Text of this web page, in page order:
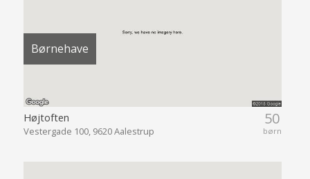
Børnehave
50
børn
Højtoften
Vestergade 100, 9620 Aalestrup